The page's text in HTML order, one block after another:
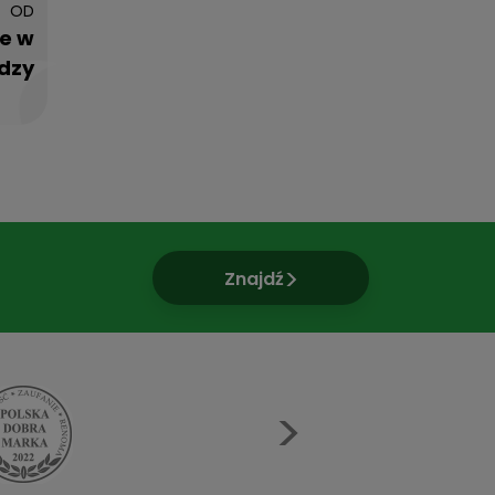
OD
w
Znajdź